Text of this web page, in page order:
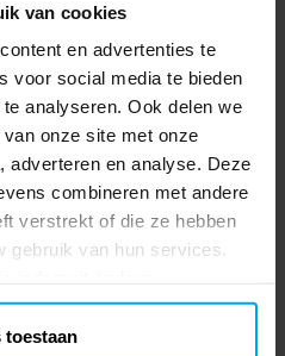
van cookies
en advertenties te
voor social media te bieden
analyseren. Ook delen we
onze site met onze
adverteren en analyse. Deze
combineren met andere
verstrekt of die ze hebben
gebruik van hun services.
toestaan